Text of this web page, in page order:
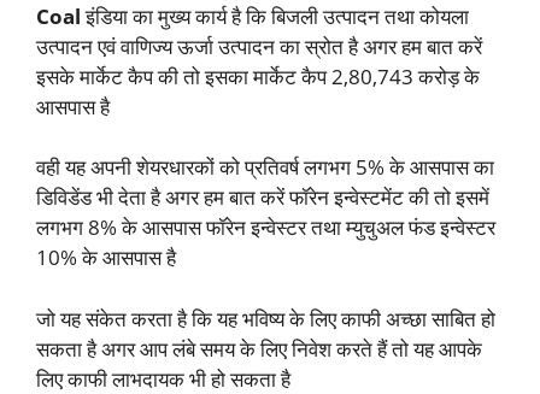
Coalइंडिया का मुख्य कार्य है कि बिजली उत्पादन तथा कोयला
उत्पादन एवं वाणिज्य ऊर्जा उत्पादन का स्रोत है अगर हम बात करें
इसके मार्केट कैप की तो इसका मार्केट कैप 2,80,743 करोड़ के
आसपास है
वही यह अपनी शेयरधारकों को प्रतिवर्ष लगभग 5% के आसपास का
डिविडेंड भी देता है अगर हम बात करें फॉरेन इन्वेस्टमेंट की तो इसमें
लगभग 8% के आसपास फॉरेन इन्वेस्टर तथा म्युचुअल फंड इन्वेस्टर
10% के आसपास है
जो यह संकेत करता है कि यह भविष्य के लिए काफी अच्छा साबित हो
सकता है अगर आप लंबे समय के लिए निवेश करते हैं तो यह आपके
लिए काफी लाभदायक भी हो सकता है